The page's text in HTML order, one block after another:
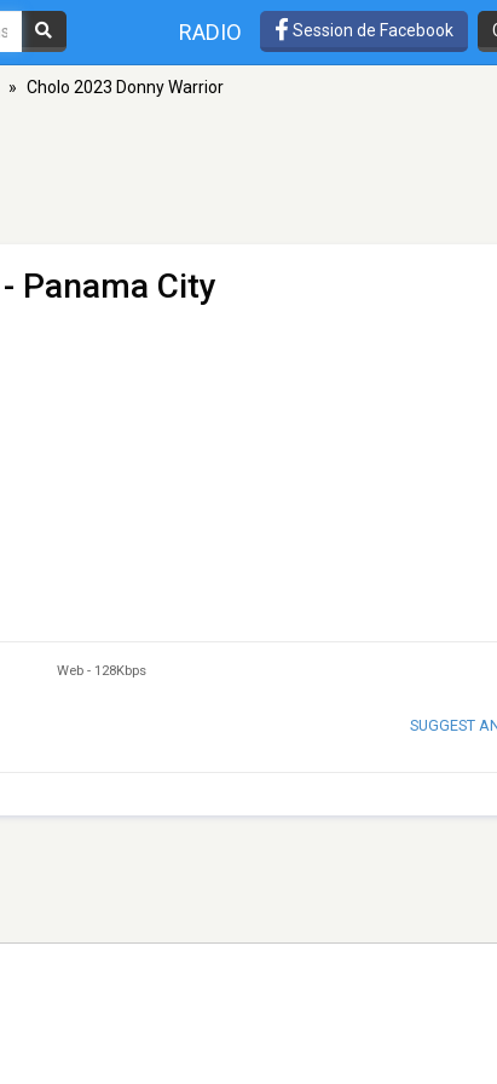
RADIO Session de Facebook
» Cholo 2023 Donny Warrior
- Panama City
Web - 128Kbps
SUGGEST